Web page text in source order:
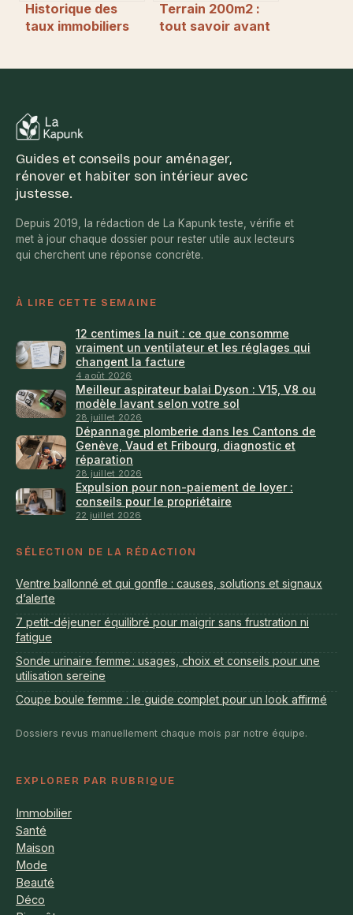
Historique des
taux immobiliers
Terrain 200m2 :
tout savoir avant
Guides et conseils pour aménager,
rénover et habiter son intérieur avec
justesse.
Depuis 2019, la rédaction de La Kapunk teste, vérifie et
met à jour chaque dossier pour rester utile aux lecteurs
qui cherchent une réponse concrète.
À LIRE CETTE SEMAINE
12 centimes la nuit : ce que consomme
vraiment un ventilateur et les réglages qui
changent la facture
4 août 2026
Meilleur aspirateur balai Dyson : V15, V8 ou
modèle lavant selon votre sol
28 juillet 2026
Dépannage plomberie dans les Cantons de
Genève, Vaud et Fribourg, diagnostic et
réparation
28 juillet 2026
Expulsion pour non-paiement de loyer :
conseils pour le propriétaire
22 juillet 2026
SÉLECTION DE LA RÉDACTION
Ventre ballonné et qui gonfle : causes, solutions et signaux
d’alerte
7 petit-déjeuner équilibré pour maigrir sans frustration ni
fatigue
Sonde urinaire femme : usages, choix et conseils pour une
utilisation sereine
Coupe boule femme : le guide complet pour un look affirmé
Dossiers revus manuellement chaque mois par notre équipe.
EXPLORER PAR RUBRIQUE
Immobilier
Santé
Maison
Mode
Beauté
Déco